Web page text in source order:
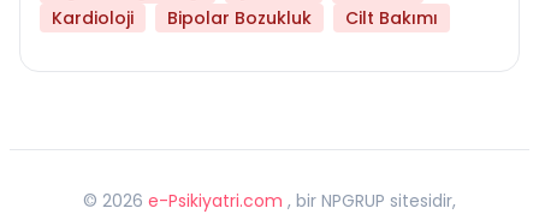
Kardioloji
Bipolar Bozukluk Cilt Bakımı
© 2026 e-Psikiyatri.com , bir NPGRUP sitesidir,